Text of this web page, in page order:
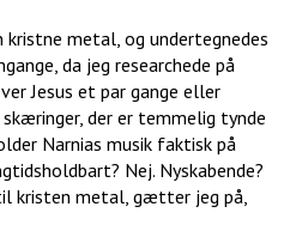
kristne metal, og undertegnedes
da jeg researchede på
Jesus et par gange eller
der er temmelig tynde
Narnias musik faktisk på
Nej. Nyskabende?
kristen metal, gætter jeg på,